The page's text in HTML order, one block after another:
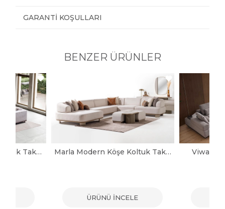
GARANTI KOŞULLARI
BENZER ÜRÜNLER
Noya Modern Köşe Koltuk Takımı Marla Modern Köşe Koltuk Takımı
ÜRÜNÜ İNCELE
Viwax